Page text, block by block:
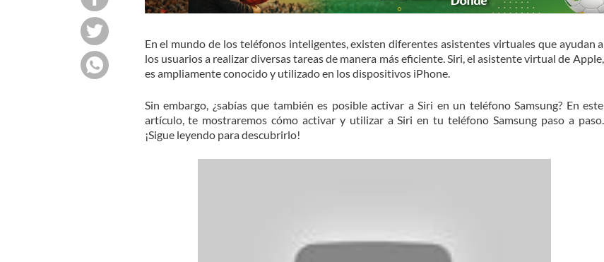
En el mundo de los teléfonos inteligentes, existen diferentes asistentes virtuales que ayudan a
los usuarios a realizar diversas tareas de manera más eficiente. Siri, el asistente virtual de Apple,
es ampliamente conocido y utilizado en los dispositivos iPhone.
Sin embargo, ¿sabías que también es posible activar a Siri en un teléfono Samsung? En este
artículo, te mostraremos cómo activar y utilizar a Siri en tu teléfono Samsung paso a paso.
¡Sigue leyendo para descubrirlo!